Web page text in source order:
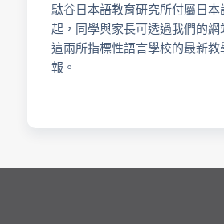
駄谷日本語教育研究所付屬日本
起，同學與家長可透過我們的網
這兩所指標性語言學校的最新
報。